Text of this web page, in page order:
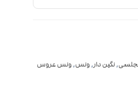
,نگین دار,ونس,ونس عروس